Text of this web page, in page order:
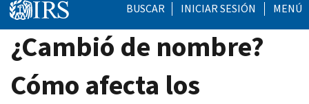
BUSCAR INICIAR SESIÓN MENÚ
¿Cambió de nombre?
Cómo afecta los